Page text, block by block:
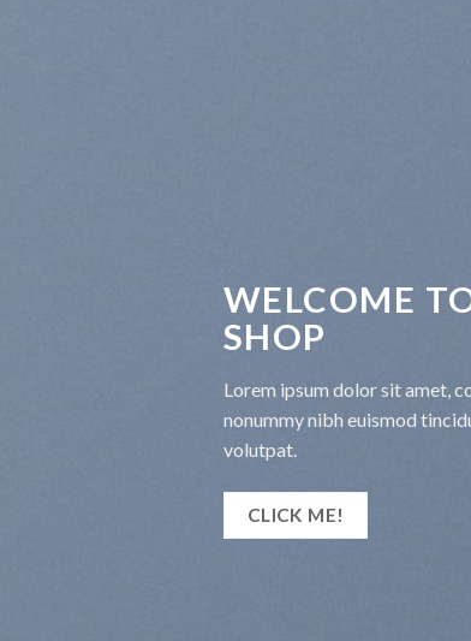
WELCOME
SHOP
Lorem ipsum dolor sit amet,
nonummy nibh euismod
volutpat.
CLICK ME!